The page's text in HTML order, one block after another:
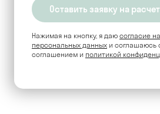
Нажимая на кнопку, я даю согласие на обработку
персональных данных и соглашаюсь
соглашением и политикой